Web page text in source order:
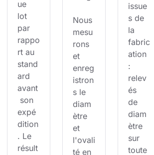
ue
lot
par
rappo
rt au
stand
ard
avant
son
expé
dition
. Le
résult
Nous
mesu
rons
et
enreg
istron
s le
diam
ètre
et
l'ovali
té en
issue
s de
la
fabric
ation
:
relev
és
de
diam
ètre
sur
toute